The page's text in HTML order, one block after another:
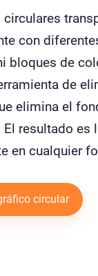
con
bloques de
de
elimina el
resultado es
en cualquier
circular